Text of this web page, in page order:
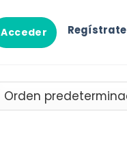
Acceder Regístrate